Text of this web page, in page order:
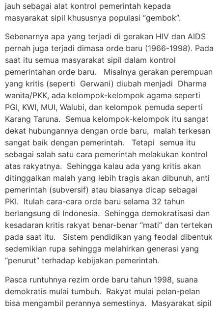
jauh sebagai alat kontrol pemerintah kepada
masyarakat sipil khususnya populasi “gembok”.
Sebenarnya apa yang terjadi di gerakan HIV dan AIDS
pernah juga terjadi dimasa orde baru (1966-1998). Pada
saat itu semua masyarakat sipil dalam kontrol
pemerintahan orde baru. Misalnya gerakan perempuan
yang kritis (seperti Gerwani) diubah menjadi Dharma
wanita/PKK, ada kelompok-kelompok agama seperti
PGI, KWI, MUI, Walubi, dan kelompok pemuda seperti
Karang Taruna. Semua kelompok-kelompok itu sangat
dekat hubungannya dengan orde baru, malah terkesan
sangat baik dengan pemerintah. Tetapi semua itu
sebagai salah satu cara pemerintah melakukan kontrol
atas rakyatnya. Sehingga kalau ada yang kritis akan
ditinggalkan malah yang lebih tragis akan dibunuh, anti
pemerintah (subversif) atau biasanya dicap sebagai
PKI. Itulah cara-cara orde baru selama 32 tahun
berlangsung di Indonesia. Sehingga demokratisasi dan
kesadaran kritis rakyat benar-benar “mati” dan tertekan
pada saat itu. Sistem pendidikan yang feodal dibentuk
sedemikian rupa sehingga melahirkan generasi yang
“penurut” terhadap kebijakan pemerintah.
Pasca runtuhnya rezim orde baru tahun 1998, suana
demokratis mulai tumbuh. Rakyat mulai pelan-pelan
bisa mengambil perannya semestinya. Masyarakat sipil